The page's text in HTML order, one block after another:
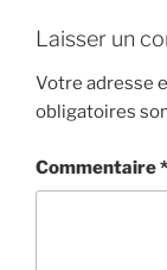
Laisser un
Votre adresse
obligatoires
Commentaire*